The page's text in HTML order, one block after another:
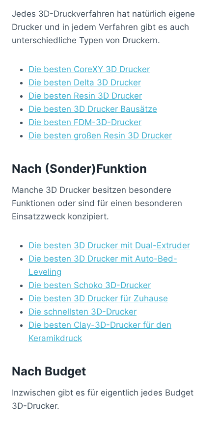
Jedes 3D-Druckverfahren hat natürlich eigene
Drucker und in jedem Verfahren gibt es auch
unterschiedliche Typen von Druckern.
Die besten CoreXY 3D Drucker
Die besten Delta 3D Drucker
Die besten Resin 3D Drucker
Die besten 3D Drucker Bausätze
Die besten FDM-3D-Drucker
Die besten großen Resin 3D Drucker
Nach (Sonder)Funktion
Manche 3D Drucker besitzen besondere
Funktionen oder sind für einen besonderen
Einsatzzweck konzipiert.
Die besten 3D Drucker mit Dual-Extruder
Die besten 3D Drucker mit Auto-Bed-
Leveling
Die besten Schoko 3D-Drucker
Die besten 3D Drucker für Zuhause
Die schnellsten 3D-Drucker
Die besten Clay-3D-Drucker für den
Keramikdruck
Nach Budget
Inzwischen gibt es für eigentlich jedes Budget
3D-Drucker.